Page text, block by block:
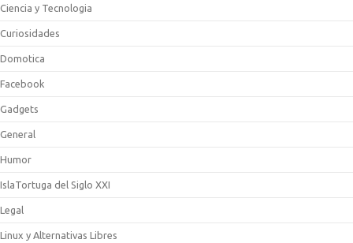
Ciencia y Tecnologia
Curiosidades
Domotica
Facebook
Gadgets
General
Humor
IslaTortuga del Siglo XXI
Legal
Linux y Alternativas Libres